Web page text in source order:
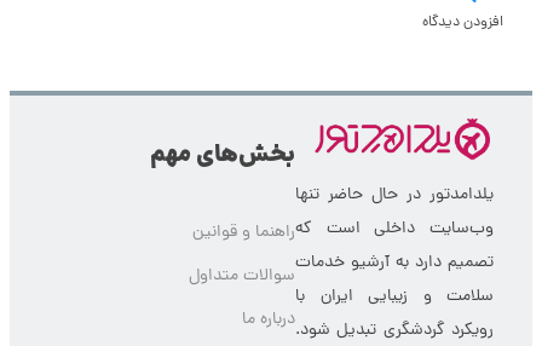
باشید!
افزودن دیدگاه
بخش‌های مهم